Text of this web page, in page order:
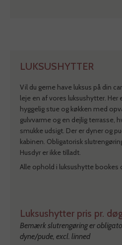
LUKSUSHYTTER
Vil du gerne have luksus på din
leje en af vores luksushytter. Her
hyggelig stue og køkken med
gulvvarme og en dejlig terrasse,
smukke udsigt. Der er dyner og
kabinen. Obligatorisk
Husdyr er ikke tilladt.
Alle ophold i luksushytte bookes
Luksushytter pris pr.
Bemærk slutrengøring er
dyne/pude, excl. linned